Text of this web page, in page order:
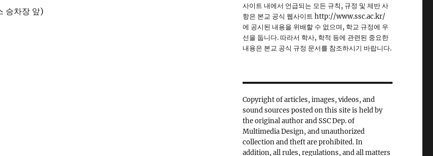
승차장 앞)
사이트 내에서 언급되는 모든 규칙, 규정 및 제반 사
항은 본교 공식 웹사이트 http://www.ssc.ac.kr/
에 공시된 내용을 위배할 수 없으며, 학교 규정에 우
선을 둡니다. 따라서 학사, 학적 등에 관련된 중요한
내용은 본교 공식 규정 문서를 참조하시기 바랍니다.
Copyright of articles, images, videos, and
sound sources posted on this site is held by
the original author and SSC Dep. of
Multimedia Design, and unauthorized
collection and theft are prohibited. In
addition, all rules, regulations, and all matters